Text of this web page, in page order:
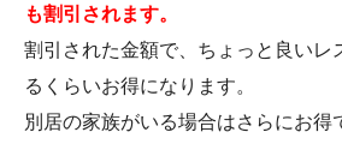
も割引されます。
割引された金額で、ちょっと良いレ
るくらいお得になります。
別居の家族がいる場合はさらにお得